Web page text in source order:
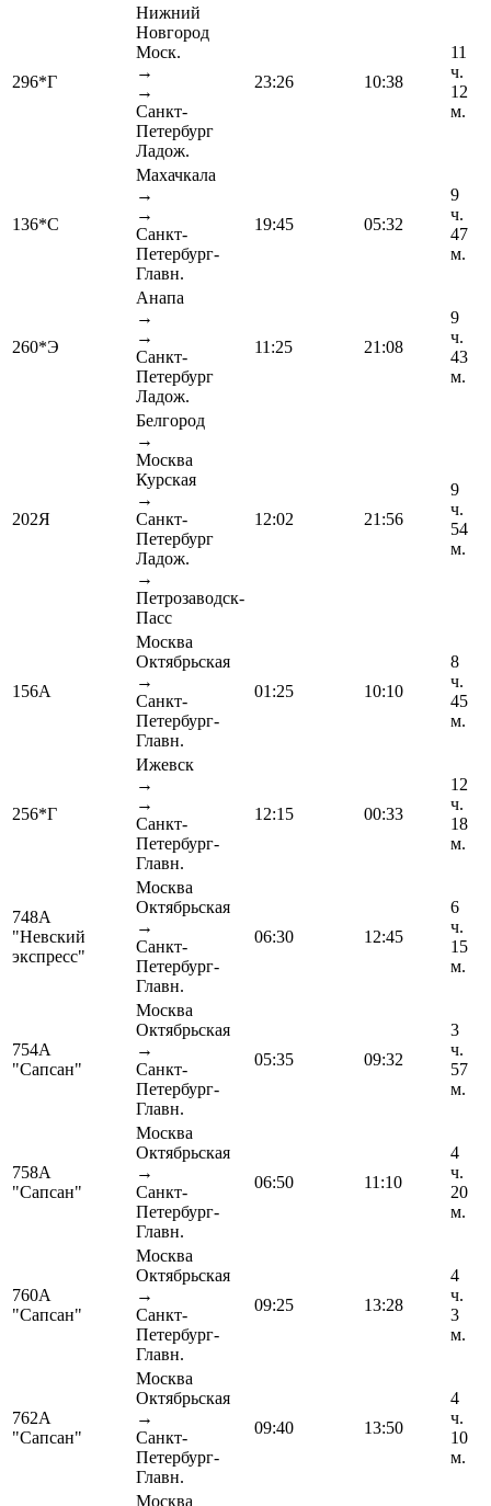
296*Г
Нижний
Новгород
Моск.
→
→
Санкт-
Петербург
Ладож.
23:26 10:38
11
ч.
12
м.
136*С
Махачкала
→
→
Санкт-
Петербург-
Главн.
19:45 05:32
9
ч.
47
м.
260*Э
Анапа
→
→
Санкт-
Петербург
Ладож.
11:25 21:08
9
ч.
43
м.
202Я
Белгород
→
Москва
Курская
→
Санкт-
Петербург
Ладож.
→
Петрозаводск-
Пасс
12:02 21:56
9
ч.
54
м.
156А
Москва
Октябрьская
→
Санкт-
Петербург-
Главн.
01:25 10:10
8
ч.
45
м.
256*Г
Ижевск
→
→
Санкт-
Петербург-
Главн.
12:15 00:33
12
ч.
18
м.
748А
"Невский
экспресс"
Москва
Октябрьская
→
Санкт-
Петербург-
Главн.
06:30 12:45
6
ч.
15
м.
754А
"Сапсан"
Москва
Октябрьская
→
Санкт-
Петербург-
Главн.
05:35 09:32
3
ч.
57
м.
758А
"Сапсан"
Москва
Октябрьская
→
Санкт-
Петербург-
Главн.
06:50 11:10
4
ч.
20
м.
760А
"Сапсан"
Москва
Октябрьская
→
Санкт-
Петербург-
Главн.
09:25 13:28
4
ч.
3
м.
762А
"Сапсан"
Москва
Октябрьская
→
Санкт-
Петербург-
Главн.
09:40 13:50
4
ч.
10
м.
Москва